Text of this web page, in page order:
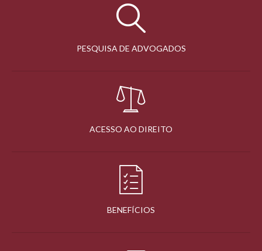
PESQUISA DE ADVOGADOS
ACESSO AO DIREITO
BENEFÍCIOS